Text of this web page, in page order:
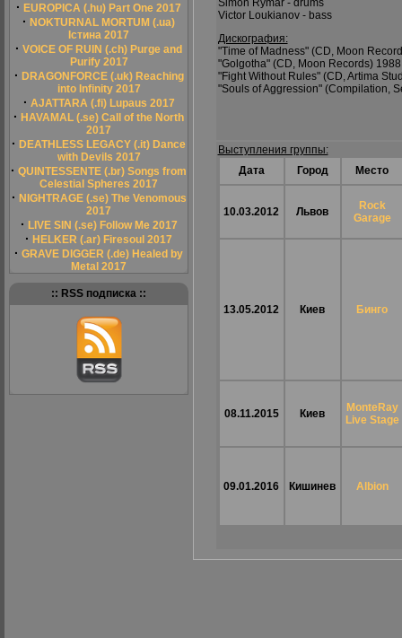
· EUROPICA (.hu) Part One 2017
· NOKTURNAL MORTUM (.ua)
Істина 2017
· VOICE OF RUIN (.ch) Purge and
Purify 2017
· DRAGONFORCE (.uk) Reaching
into Infinity 2017
· AJATTARA (.fi) Lupaus 2017
· HAVAMAL (.se) Call of the North
2017
· DEATHLESS LEGACY (.it) Dance
with Devils 2017
· QUINTESSENTE (.br) Songs from
Celestial Spheres 2017
· NIGHTRAGE (.se) The Venomous
2017
· LIVE SIN (.se) Follow Me 2017
· HELKER (.ar) Firesoul 2017
· GRAVE DIGGER (.de) Healed by
Metal 2017
:: RSS подписка ::
Simon Rymar - drums
Victor Loukianov - bass
Дискография:
"Time of Madness" (CD, Moon
"Golgotha" (CD, Moon Records) 1988
"Fight Without Rules" (CD, Artima
"Souls of Aggression" (Compilation,
Выступления группы:
Дата
Город Место
10.03.2012 Львов
Rock
Garage
13.05.2012 Киев Бинго
08.11.2015 Киев
MonteRay
Live Stage
09.01.2016 Кишинев Albion